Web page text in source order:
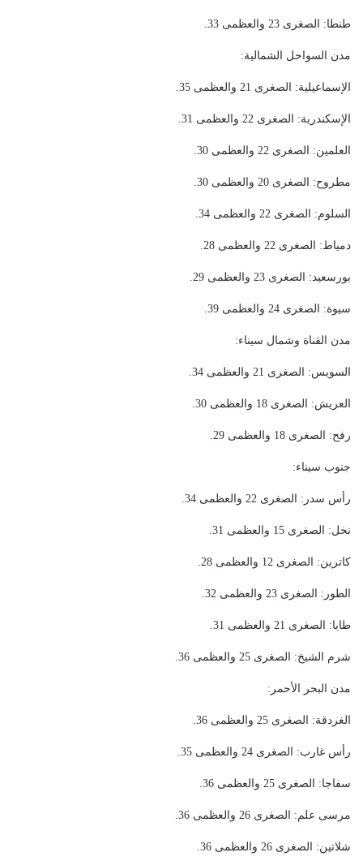
​طنطا: الصغرى 23 والعظمى 33.
​مدن السواحل الشمالية:
​الإسماعيلية: الصغرى 21 والعظمى 35.
​الإسكندرية: الصغرى 22 والعظمى 31.
​العلمين: الصغرى 22 والعظمى 30.
​مطروح: الصغرى 20 والعظمى 30.
​السلوم: الصغرى 22 والعظمى 34.
​دمياط: الصغرى 22 والعظمى 28.
​بورسعيد: الصغرى 23 والعظمى 29.
​سيوة: الصغرى 24 والعظمى 39.
​مدن القناة وشمال سيناء:
​السويس: الصغرى 21 والعظمى 34.
​العريش: الصغرى 18 والعظمى 30.
​رفح: الصغرى 18 والعظمى 29.
​جنوب سيناء:
​رأس سدر: الصغرى 22 والعظمى 34.
​نخل: الصغرى 15 والعظمى 31.
​كاترين: الصغرى 12 والعظمى 28.
​الطور: الصغرى 23 والعظمى 32.
​طابا: الصغرى 21 والعظمى 31.
​شرم الشيخ: الصغرى 25 والعظمى 36.
​مدن البحر الأحمر:
​الغردقة: الصغرى 25 والعظمى 36.
​رأس غارب: الصغرى 24 والعظمى 35.
​سفاجا: الصغرى 25 والعظمى 36.
​مرسى علم: الصغرى 26 والعظمى 36.
​شلاتين: الصغرى 26 والعظمى 36.